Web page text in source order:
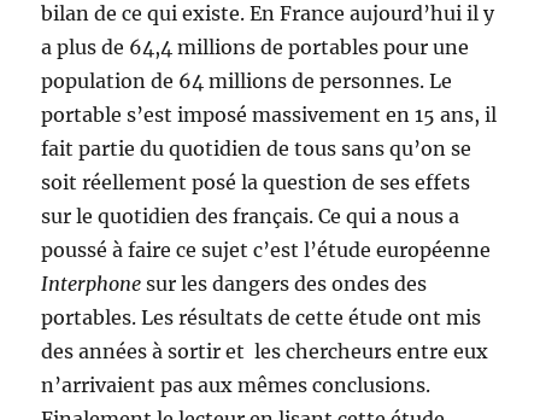
bilan de ce qui existe. En France aujourd’hui il y
a plus de 64,4 millions de portables pour une
population de 64 millions de personnes. Le
portable s’est imposé massivement en 15 ans, il
fait partie du quotidien de tous sans qu’on se
soit réellement posé la question de ses effets
sur le quotidien des français. Ce qui a nous a
poussé à faire ce sujet c’est l’étude européenne
Interphone sur les dangers des ondes des
portables. Les résultats de cette étude ont mis
des années à sortir et les chercheurs entre eux
n’arrivaient pas aux mêmes conclusions.